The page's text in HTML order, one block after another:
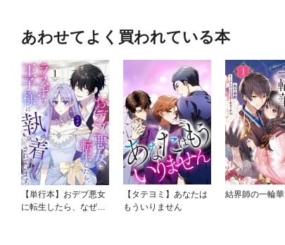
あわせてよく買われている本
【単行本】おデブ悪女
に転生したら、なぜか
【タテヨミ】あなたは
もういりません
結界師の一輪華